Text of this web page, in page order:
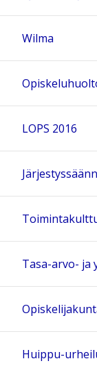
Wilma
LOPS 2016
Tasa-arvo- ja
Huippu-